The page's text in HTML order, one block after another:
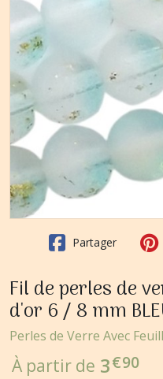
Partager
Fil de perles de
d'or 6 / 8 mm
Perles de Verre Avec
À partir de 3€90